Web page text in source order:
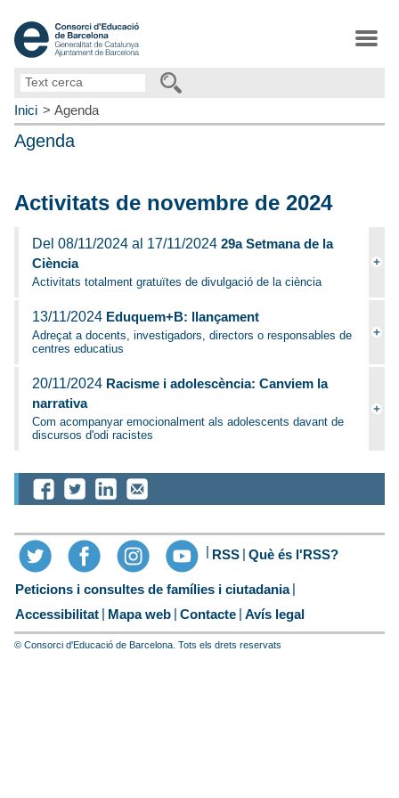
Text
Inici
Agenda
Agenda
Activitats de novembre de 2024
Del 08/11/2024 al 17/11/2024 29a Setmana de la
Ciència
Activitats totalment gratuïtes de divulgació de la ciència
13/11/2024 Eduquem+B: llançament
Adreçat a docents, investigadors, directors o responsables de
centres educatius
20/11/2024 Racisme i adolescència: Canviem la
narrativa
Com acompanyar emocionalment als adolescents davant de
discursos d'odi racistes
RSS Què és l'RSS?
Peticions i consultes de famílies i ciutadania
Accessibilitat
Mapa web Contacte Avís legal
© Consorci d'Educació de Barcelona. Tots els drets reservats